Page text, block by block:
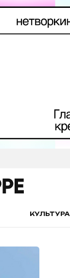
КУЛЬТУРА